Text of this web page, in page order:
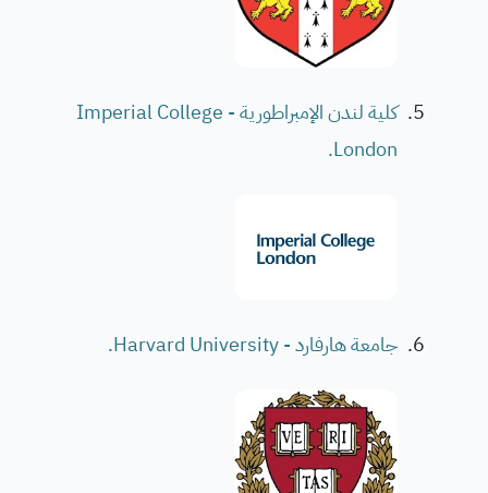
كلية لندن الإمبراطورية - Imperial College
London.
جامعة هارفارد - Harvard University.